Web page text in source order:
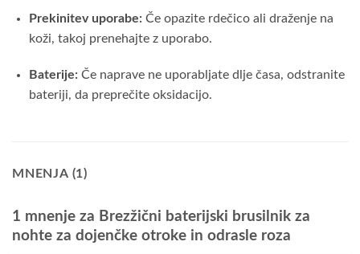
Prekinitev uporabe:Če opazite rdečico ali draženje na
koži, takoj prenehajte z uporabo.
Baterije:Če naprave ne uporabljate dlje časa, odstranite
bateriji, da preprečite oksidacijo.
MNENJA (1)
1 mnenje za Brezžični baterijski brusilnik za
nohte za dojenčke otroke in odrasle roza